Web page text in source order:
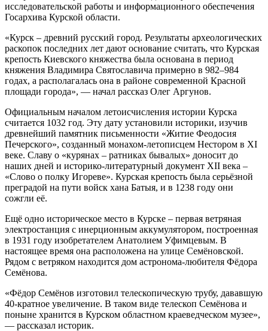
исследовательской работы и информационного обеспечения
Госархива Курской области.
«Курск – древний русский город. Результаты археологических
раскопок последних лет дают основание считать, что Курская
крепость Киевского княжества была основана в период
княжения Владимира Святославича примерно в 982–984
годах, а располагалась она в районе современной Красной
площади города», — начал рассказ Олег Аргунов.
Официальным началом летоисчисления истории Курска
считается 1032 год. Эту дату установили историки, изучив
древнейший памятник письменности «Житие Феодосия
Печерского», созданный монахом-летописцем Нестором в XI
веке. Славу о «курянах – ратниках бывалых» доносит до
наших дней и историко-литературный документ XII века –
«Слово о полку Игореве». Курская крепость была серьёзной
преградой на пути войск хана Батыя, и в 1238 году они
сожгли её.
Ещё одно историческое место в Курске – первая ветряная
электростанция с инерционным аккумулятором, построенная
в 1931 году изобретателем Анатолием Уфимцевым. В
настоящее время она расположена на улице Семёновской.
Рядом с ветряком находится дом астронома-любителя Фёдора
Семёнова.
«Фёдор Семёнов изготовил телескопическую трубу, дававшую
40-кратное увеличение. В таком виде телескоп Семёнова и
поныне хранится в Курском областном краеведческом музее»,
— рассказал историк.